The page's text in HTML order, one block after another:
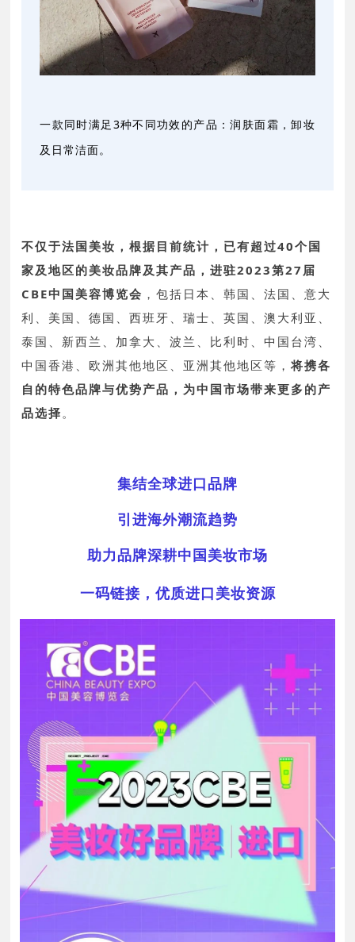
一款同时满足3种不同功效的产品：润肤面霜，卸妆
及日常洁面。
不仅于法国美妆，根据目前统计，已有超过40个国
家及地区的美妆品牌及其产品，进驻2023第27届
CBE中国美容博览会 ，包括日本、韩国、法国、意大
利、美国、德国、西班牙、瑞士、英国、澳大利亚、
泰国、新西兰、加拿大、波兰、比利时、中国台湾、
中国香港、欧洲其他地区、亚洲其他地区等，将携各
自的特色品牌与优势产品，为中国市场带来更多的产
品选择 。
集结全球进口品牌
引进海外潮流趋势
助力品牌深耕中国美妆市场
一码链接，优质进口美妆资源